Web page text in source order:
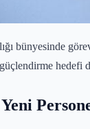
bünyesinde
hedefi